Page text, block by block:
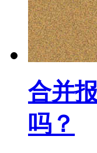
合并
吗？